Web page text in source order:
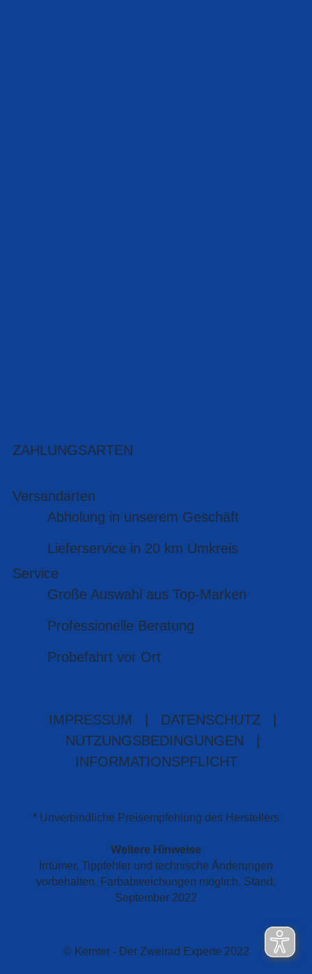
ZAHLUNGSARTEN
Versandarten
Abholung in unserem Geschäft
Lieferservice in 20 km Umkreis
Service
Große Auswahl aus Top-Marken
Professionelle Beratung
Probefahrt vor Ort
IMPRESSUM DATENSCHUTZ
NUTZUNGSBEDINGUNGEN
INFORMATIONSPFLICHT
* Unverbindliche Preisempfehlung des Herstellers
Weitere Hinweise
Irrtümer, Tippfehler und technische Änderungen
vorbehalten. Farbabweichungen möglich. Stand:
September 2022
© Kemter - Der Zweirad Experte 2022